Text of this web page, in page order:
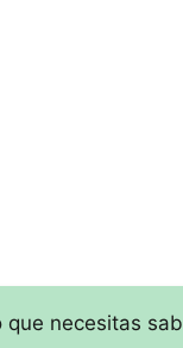
que necesitas